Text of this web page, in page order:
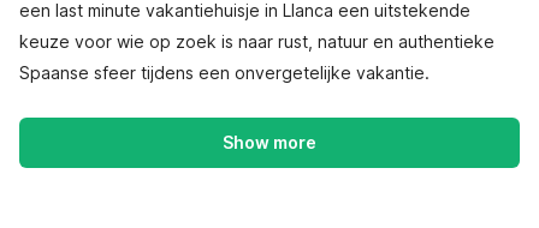
een last minute vakantiehuisje in Llanca een uitstekende
keuze voor wie op zoek is naar rust, natuur en authentieke
Spaanse sfeer tijdens een onvergetelijke vakantie.
Show more